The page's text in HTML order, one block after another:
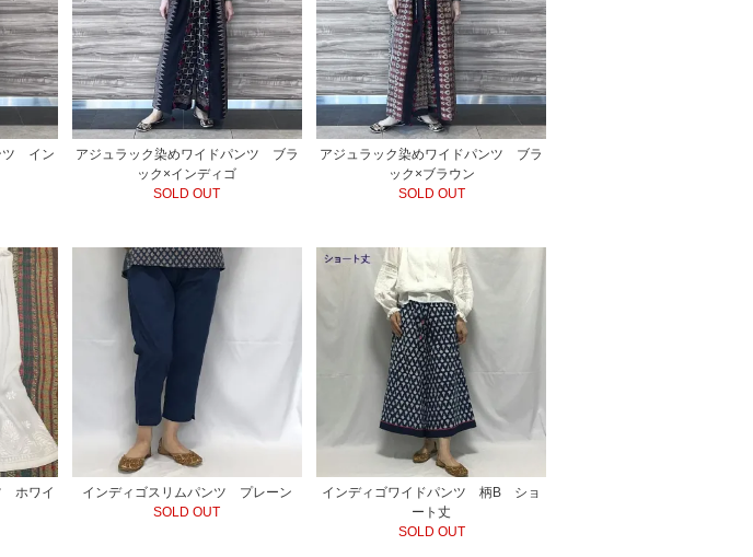
ツ イン
アジュラック染めワイドパンツ ブラ
ック×インディゴ
SOLD OUT
アジュラック染めワイドパンツ ブラ
ック×ブラウン
SOLD OUT
ホワイ
インディゴスリムパンツ プレーン
SOLD OUT
インディゴワイドパンツ 柄B ショ
ート丈
SOLD OUT